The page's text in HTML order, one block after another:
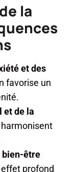
la
et des
favorise un
et de la
bien-être
profond